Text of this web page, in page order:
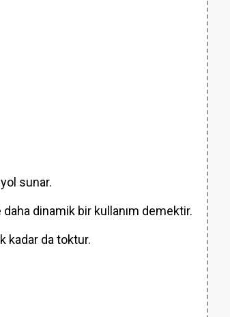
sunar.
dinamik bir kullanım demektir.
kadar da toktur.